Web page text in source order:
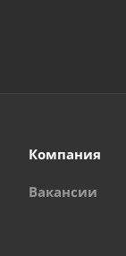
Компания
Вакансии